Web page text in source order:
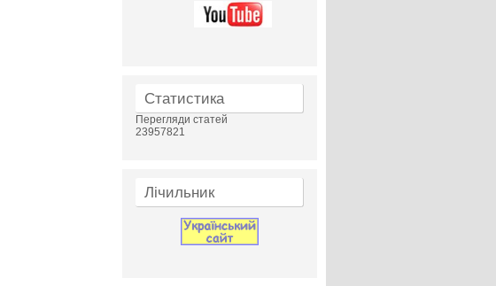
Статистика
Перегляди статей
23957821
Лічильник